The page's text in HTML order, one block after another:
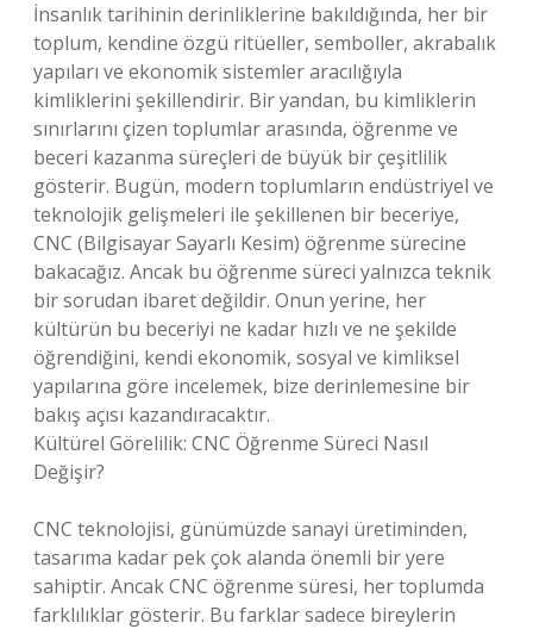
İnsanlık tarihinin derinliklerine bakıldığında, her bir
toplum, kendine özgü ritüeller, semboller, akrabalık
yapıları ve ekonomik sistemler aracılığıyla
kimliklerini şekillendirir. Bir yandan, bu kimliklerin
sınırlarını çizen toplumlar arasında, öğrenme ve
beceri kazanma süreçleri de büyük bir çeşitlilik
gösterir. Bugün, modern toplumların endüstriyel ve
teknolojik gelişmeleri ile şekillenen bir beceriye,
CNC (Bilgisayar Sayarlı Kesim) öğrenme sürecine
bakacağız. Ancak bu öğrenme süreci yalnızca teknik
bir sorudan ibaret değildir. Onun yerine, her
kültürün bu beceriyi ne kadar hızlı ve ne şekilde
öğrendiğini, kendi ekonomik, sosyal ve kimliksel
yapılarına göre incelemek, bize derinlemesine bir
bakış açısı kazandıracaktır.
Kültürel Görelilik: CNC Öğrenme Süreci Nasıl
Değişir?
CNC teknolojisi, günümüzde sanayi üretiminden,
tasarıma kadar pek çok alanda önemli bir yere
sahiptir. Ancak CNC öğrenme süresi, her toplumda
farklılıklar gösterir. Bu farklar sadece bireylerin